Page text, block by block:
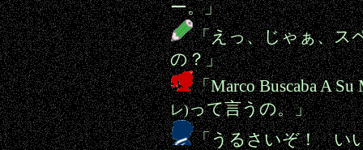
ー。」
「えっ、じゃぁ、ス
の？」
「Marco Buscaba A Su
レ)って言うの。」
「うるさいぞ！ い